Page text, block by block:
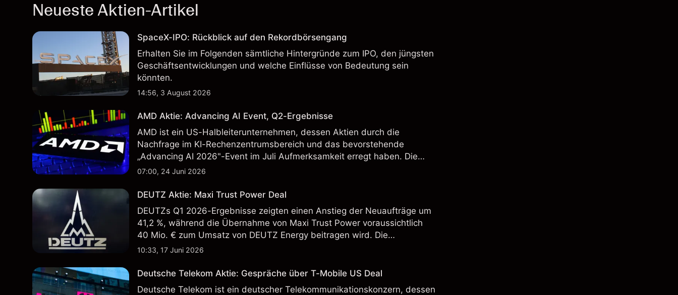
Neueste Aktien-Artikel
SpaceX-IPO: Rückblick auf den Rekordbörsengang
Erhalten Sie im Folgenden sämtliche Hintergründe zum IPO, den jüngsten
Geschäftsentwicklungen und welche Einflüsse von Bedeutung sein
könnten.
14:56, 3 August 2026
AMD Aktie: Advancing AI Event, Q2-Ergebnisse
AMD ist ein US-Halbleiterunternehmen, dessen Aktien durch die
Nachfrage im KI-Rechenzentrumsbereich und das bevorstehende
„Advancing AI 2026"-Event im Juli Aufmerksamkeit erregt haben. Die
Wertentwicklung in der Vergangenheit ist kein verlässlicher Indikator für
07:00, 24 Juni 2026
DEUTZ Aktie: Maxi Trust Power Deal
DEUTZs Q1 2026-Ergebnisse zeigten einen Anstieg der Neuaufträge um
41,2 %, während die Übernahme von Maxi Trust Power voraussichtlich
40 Mio. € zum Umsatz von DEUTZ Energy beitragen wird. Die
Wertentwicklung in der Vergangenheit ist kein verlässlicher Indikator für
10:33, 17 Juni 2026
Deutsche Telekom Aktie: Gespräche über T-Mobile US Deal
Deutsche Telekom ist ein deutscher Telekommunikationskonzern, dessen